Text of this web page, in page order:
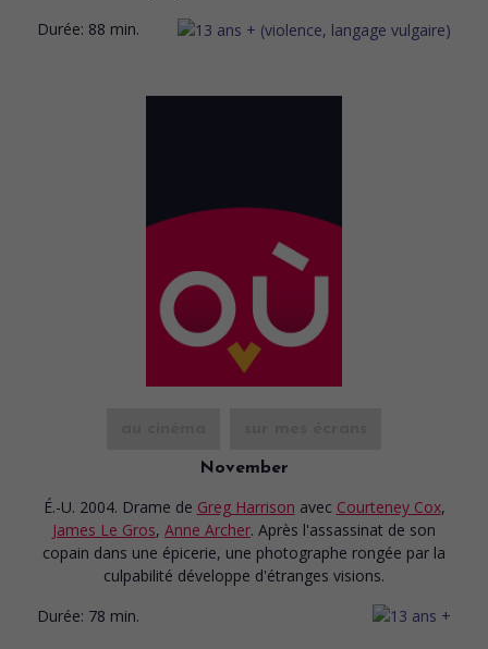
Durée: 88 min.
November
É.-U. 2004. Drame de Greg Harrison avec Courteney Cox,
James Le Gros, Anne Archer. Après l'assassinat de son
copain dans une épicerie, une photographe rongée par la
culpabilité développe d'étranges visions.
Durée: 78 min.